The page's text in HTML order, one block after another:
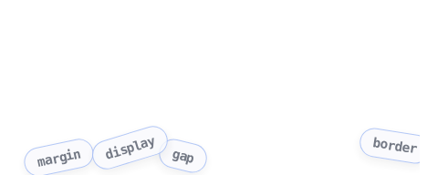
margin display gap border